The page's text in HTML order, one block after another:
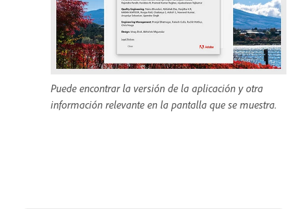
Puede encontrar la versión de la aplicación y otra
información relevante en la pantalla que se muestra.